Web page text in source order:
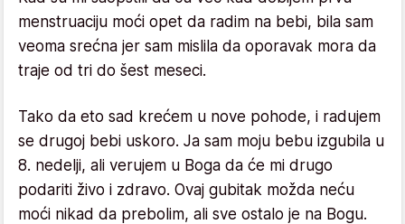
menstruaciju moći opet da radim na bebi, bila sam
veoma srećna jer sam mislila da oporavak mora da
traje od tri do šest meseci.
Tako da eto sad krećem u nove pohode, i radujem
se drugoj bebi uskoro. Ja sam moju bebu izgubila u
8. nedelji, ali verujem u Boga da će mi drugo
podariti živo i zdravo. Ovaj gubitak možda neću
moći nikad da prebolim, ali sve ostalo je na Bogu.